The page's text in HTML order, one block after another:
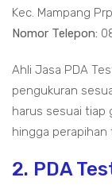
Kec. Mampang
Nomor Telepon:
Ahli Jasa PDA
pengukuran
harus sesuai tiap
hingga perapihan
2. PDA